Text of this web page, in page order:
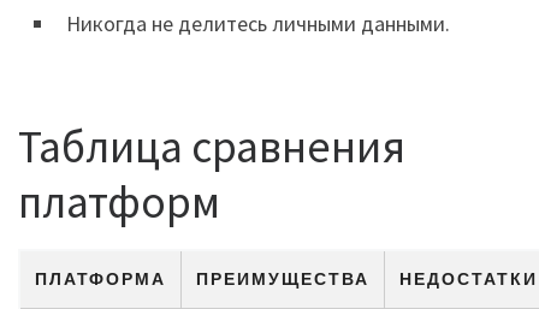
Никогда не делитесь личными данными.
Таблица сравнения
платформ
ПЛАТФОРМА ПРЕИМУЩЕСТВА НЕДОСТАТКИ